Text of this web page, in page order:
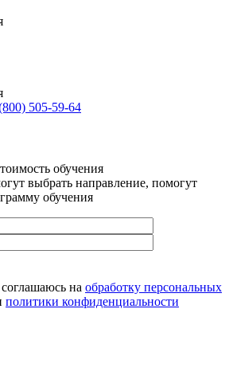
505-59-64
обучения
выбрать направление, помогут
обучения
на обработку персональных
политики конфиденциальности